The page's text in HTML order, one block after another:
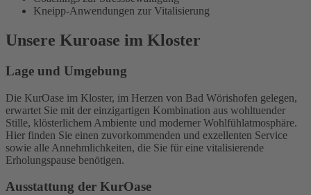
Kneipp-Anwendungen zur Vitalisierung
Unsere Kuroase im Kloster
Lage und Umgebung
Die KurOase im Kloster, im Herzen von Bad Wörishofen gelegen,
erwartet Sie mit der einzigartigen Kombination aus wohltuender
Stille, klösterlichem Ambiente und moderner Wohlfühlatmosphäre.
Hier finden Sie einen zuvorkommenden und exzellenten Service
sowie alle Annehmlichkeiten, die Sie für eine vitalisierende
Erholungspause benötigen.
Ausstattung der KurOase